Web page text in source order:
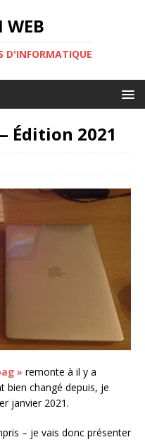
WEB
D'INFORMATIQUE
Édition 2021
» remonte à il y a
bien changé depuis, je
janvier 2021.
– je vais donc présenter